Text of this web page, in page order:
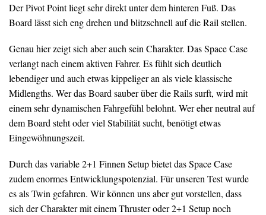
Der Pivot Point liegt sehr direkt unter dem hinteren Fuß. Das
Board lässt sich eng drehen und blitzschnell auf die Rail stellen.
Genau hier zeigt sich aber auch sein Charakter. Das Space Case
verlangt nach einem aktiven Fahrer. Es fühlt sich deutlich
lebendiger und auch etwas kippeliger an als viele klassische
Midlengths. Wer das Board sauber über die Rails surft, wird mit
einem sehr dynamischen Fahrgefühl belohnt. Wer eher neutral auf
dem Board steht oder viel Stabilität sucht, benötigt etwas
Eingewöhnungszeit.
Durch das variable 2+1 Finnen Setup bietet das Space Case
zudem enormes Entwicklungspotenzial. Für unseren Test wurde
es als Twin gefahren. Wir können uns aber gut vorstellen, dass
sich der Charakter mit einem Thruster oder 2+1 Setup noch